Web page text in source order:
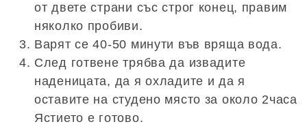
от двете страни със строг конец, правим
няколко пробиви.
Варят се 40-50 минути във вряща вода.
След готвене трябва да извадите
наденицата, да я охладите и да я
оставите на студено място за около 2часа
Ястието е готово.